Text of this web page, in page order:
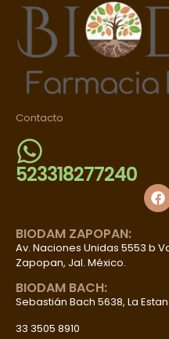
Contacto
523318277240
BIODAM ZAPOPAN:
Av. Naciones Unidas 5553 b
Zapopan, Jal. México.
BIODAM BACH:
Sebastián Bach 5638, La
33 3505 8910